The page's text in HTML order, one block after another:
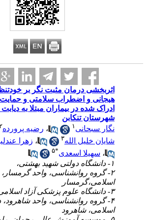
اثربخشی درمان مثبت نگر بر
هیجانی و اضطراب سلامتی و حمایت
ادراک شده در بیماران مبتلا به دیابت
شهرستان تنکابن
نگار سبحانی
،رضیه پرورده
شایان خلیل الله
،زهرا
،سهیلا اسعدی ۵
۲- گروه روانشناسی، واحد گرمسار،
اسلامی،گرمسار
۳- دانشگاه علوم پزشکی آزاد اسلامی تهران
۴- گروه روانشناسی، واحد شاهرود،
اسلامی، شاهرود